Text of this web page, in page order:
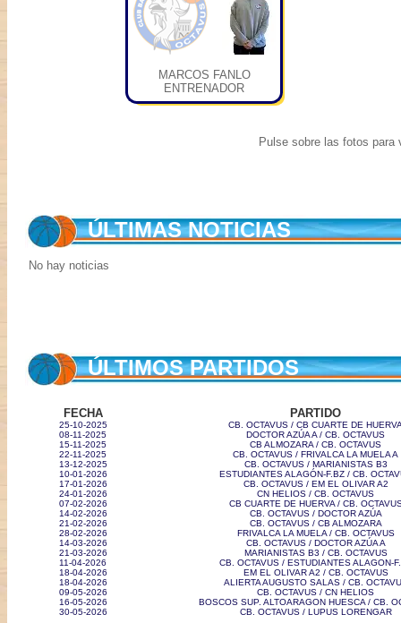
MARCOS FANLO
ENTRENADOR
Pulse sobre las fotos para
ÚLTIMAS NOTICIAS
No hay noticias
ÚLTIMOS PARTIDOS
FECHA PARTIDO
25-10-2025
CB. OCTAVUS / CB CUARTE DE
08-11-2025
DOCTOR AZÚA A / CB. OCTAVUS
15-11-2025
CB ALMOZARA / CB. OCTAVUS
22-11-2025
CB. OCTAVUS / FRIVALCA LA MUELA A
13-12-2025
CB. OCTAVUS / MARIANISTAS B3
10-01-2026
ESTUDIANTES ALAGÓN-F.BZ / CB.
17-01-2026
CB. OCTAVUS / EM EL OLIVAR A2
24-01-2026
CN HELIOS / CB. OCTAVUS
07-02-2026
CB CUARTE DE HUERVA / CB.
14-02-2026
CB. OCTAVUS / DOCTOR AZÚA
21-02-2026
CB. OCTAVUS / CB ALMOZARA
28-02-2026
FRIVALCA LA MUELA / CB. OCTAVUS
14-03-2026
CB. OCTAVUS / DOCTOR AZÚA A
21-03-2026
MARIANISTAS B3 / CB. OCTAVUS
11-04-2026
CB. OCTAVUS / ESTUDIANTES ALAGON-
18-04-2026
EM EL OLIVAR A2 / CB. OCTAVUS
18-04-2026
ALIERTA AUGUSTO SALAS / CB.
09-05-2026
CB. OCTAVUS / CN HELIOS
16-05-2026
BOSCOS SUP. ALTOARAGON HUESCA / CB.
30-05-2026
CB. OCTAVUS / LUPUS LORENGAR